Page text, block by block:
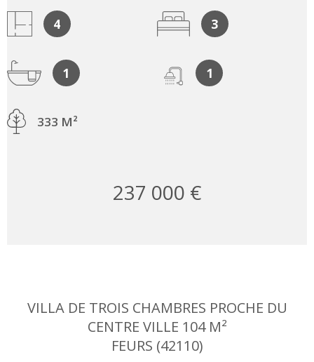
4 3
1 1
333 M²
237 000 €
VILLA DE TROIS CHAMBRES PROCHE DU
CENTRE VILLE 104 M²
FEURS (42110)